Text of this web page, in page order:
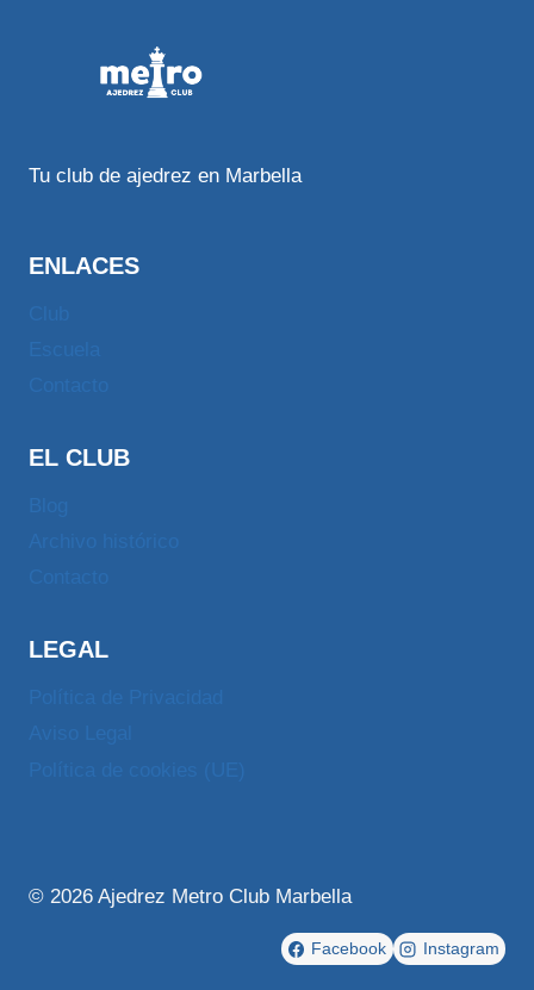
Tu club de ajedrez en Marbella
ENLACES
EL CLUB
LEGAL
© 2026 Ajedrez Metro Club Marbella
Facebook Instagram